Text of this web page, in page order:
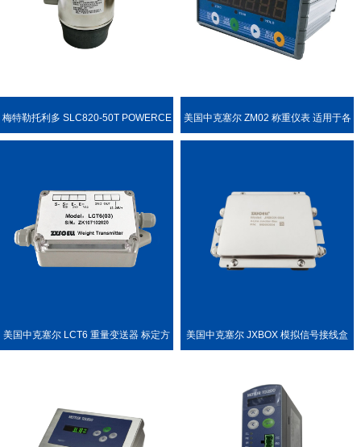
梅特勒托利多 SLC820-50T POWERCE 美国中克塞尔 ZM02 称重仪表 适用于各
美国中克塞尔 LCT6 重量变送器 标定方 美国中克塞尔 JXBOX 模拟信号接线盒